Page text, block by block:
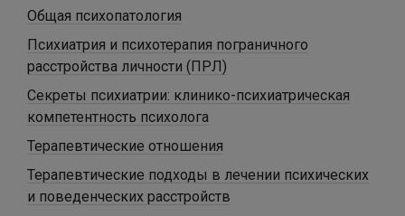
Общая психопатология
Психиатрия и психотерапия пограничного
расстройства личности (ПРЛ)
Секреты психиатрии: клинико-психиатрическая
компетентность психолога
Терапевтические отношения
Терапевтические подходы в лечении психических
и поведенческих расстройств